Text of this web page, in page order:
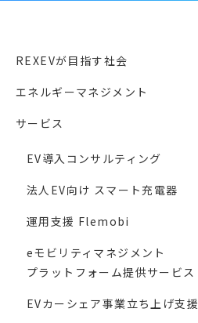
REXEVが目指す社会
エネルギーマネジメント
サービス
EV導入コンサルティング
法人EV向け スマート充電器
運用支援 Flemobi
eモビリティマネジメント
プラットフォーム提供サービス
EVカーシェア事業立ち上げ支援